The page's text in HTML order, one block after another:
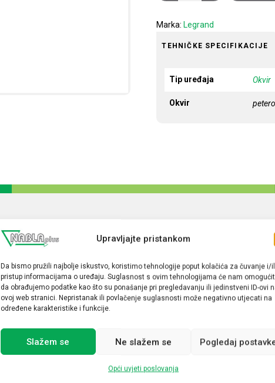
Upravljajte pristankom
Da bismo pružili najbolje iskustvo, koristimo tehnologije poput kolačića za čuvanje i/
pristup informacijama o uređaju. Suglasnost s ovim tehnologijama će nam
da obrađujemo podatke kao što su ponašanje pri pregledavanju ili jedinstveni ID-ovi
ovoj web stranici. Nepristanak ili povlačenje suglasnosti može negativno utjecati na
određene karakteristike i funkcije.
Slažem se Ne slažem se Pogledaj
Opći uvjeti poslovanja
Marka: Legrand
TEHNIČKE SPECIFIKACIJE
Tip uređaja Okvir
Okvir